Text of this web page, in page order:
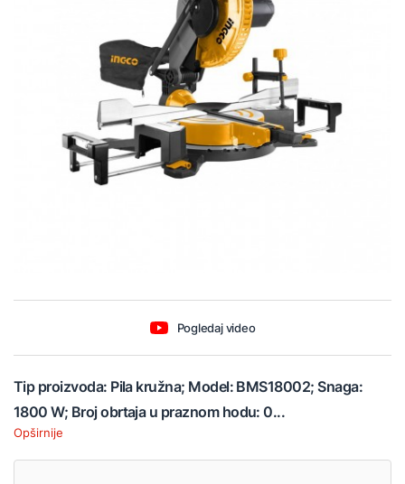
Pogledaj video
Tip proizvoda: Pila kružna; Model: BMS18002; Snaga:
1800 W; Broj obrtaja u praznom hodu: 0...
Opširnije